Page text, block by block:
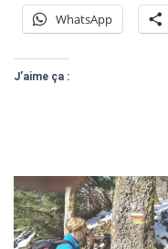
WhatsApp
J’aime ça :